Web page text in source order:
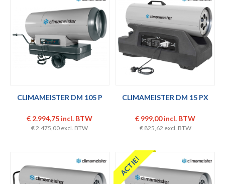
CLIMAMEISTER DM 105 P
€ 2.994,75 incl. BTW
€ 2.475,00 excl. BTW
CLIMAMEISTER DM 15 PX
€ 999,00 incl. BTW
€ 825,62 excl. BTW
ACTIE!